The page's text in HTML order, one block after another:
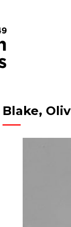
Blake,